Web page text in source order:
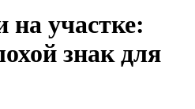
участке:
знак для